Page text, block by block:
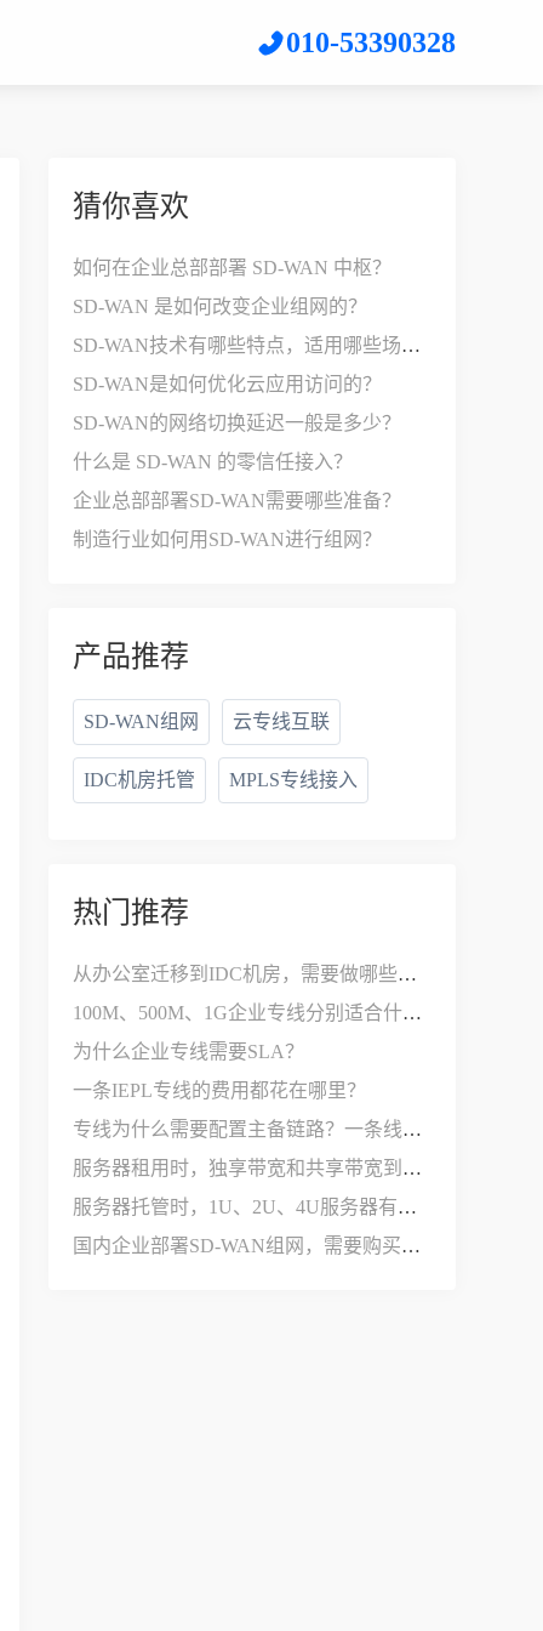
010-53390328
猜你喜欢
如何在企业总部部署 SD-WAN 中枢？
SD-WAN 是如何改变企业组网的？
SD-WAN技术有哪些特点，适用哪些场景？
SD-WAN是如何优化云应用访问的？
SD-WAN的网络切换延迟一般是多少？
什么是 SD-WAN 的零信任接入？
企业总部部署SD-WAN需要哪些准备？
制造行业如何用SD-WAN进行组网？
产品推荐
SD-WAN组网 云专线互联
IDC机房托管 MPLS专线接入
热门推荐
从办公室迁移到IDC机房，需要做哪些网络改造？
100M、500M、1G企业专线分别适合什么公司？
为什么企业专线需要SLA？
一条IEPL专线的费用都花在哪里？
专线为什么需要配置主备链路？一条线路不够用吗？
服务器租用时，独享带宽和共享带宽到底有什么区别？
服务器托管时，1U、2U、4U服务器有什么区别？
国内企业部署SD-WAN组网，需要购买哪些设备和服务？